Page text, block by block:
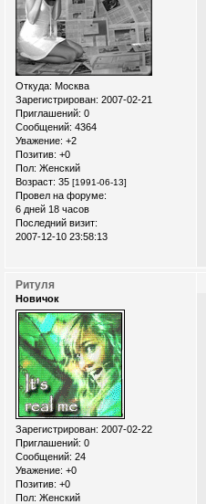
Откуда: Москва
Зарегистрирован: 2007-02-21
Приглашений: 0
Сообщений: 4364
Уважение: +2
Позитив: +0
Пол: Женский
Возраст: 35 [1991-06-13]
Провел на форуме:
6 дней 18 часов
Последний визит:
2007-12-10 23:58:13
Ритуля
Новичок
Зарегистрирован: 2007-02-22
Приглашений: 0
Сообщений: 24
Уважение: +0
Позитив: +0
Пол: Женский